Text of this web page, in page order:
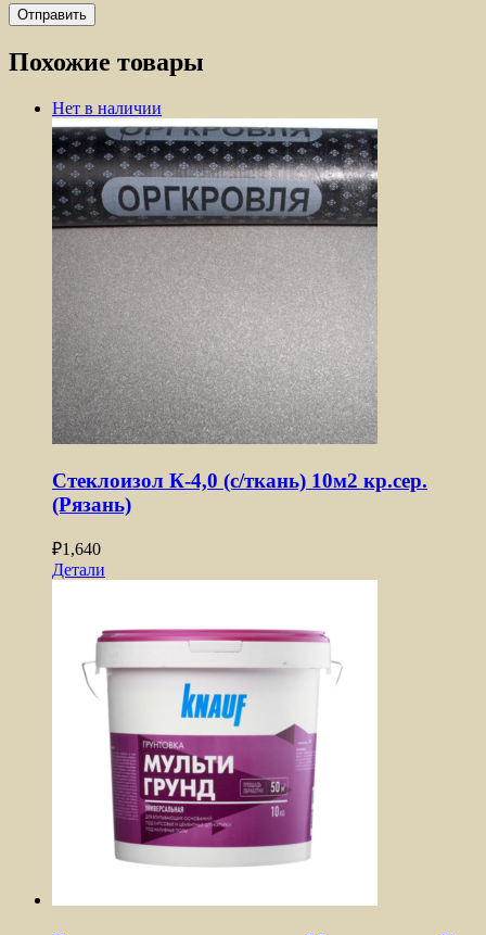
Похожие товары
Нет в наличии
Стеклоизол К-4,0 (с/ткань) 10м2 кр.сер.
(Рязань)
₽1,640
Детали